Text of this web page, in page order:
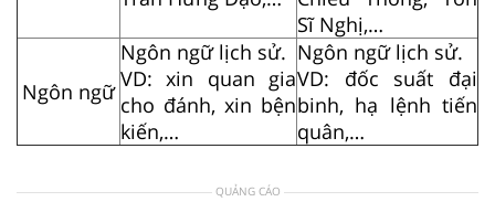
Sĩ Nghị,…
Ngôn ngữ
Ngôn ngữ lịch sử.
VD: xin quan gia
cho đánh, xin bện
kiến,…
Ngôn ngữ lịch sử.
VD: đốc suất đại
binh, hạ lệnh tiến
quân,…
QUẢNG CÁO